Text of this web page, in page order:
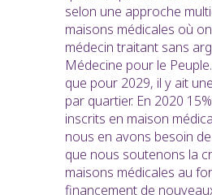
selon une approche
maisons médicales où
médecin traitant sans
Médecine pour le
que pour 2029, il y ait
par quartier. En 2020
inscrits en maison
nous en avons besoin de
que nous soutenons la
maisons médicales au
financement de